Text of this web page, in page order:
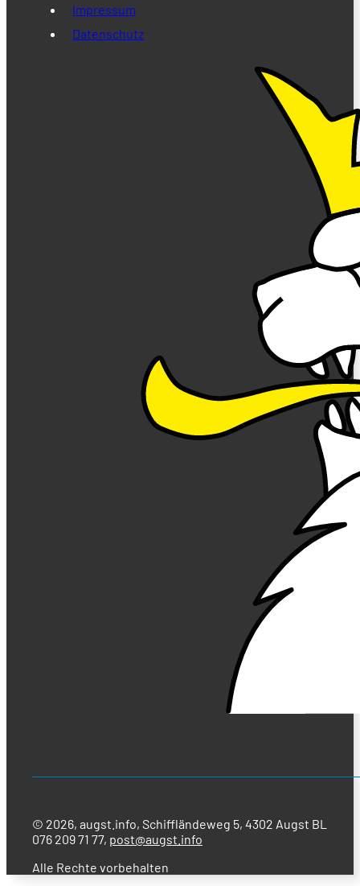
Impressum
Datenschutz
© 2026, augst.info, Schiffländeweg 5, 4302 Augst BL
076 209 71 77, post@augst.info
Alle Rechte vorbehalten